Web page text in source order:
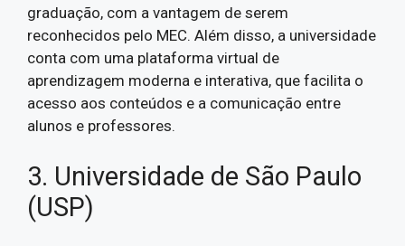
graduação, com a vantagem de serem
reconhecidos pelo MEC. Além disso, a universidade
conta com uma plataforma virtual de
aprendizagem moderna e interativa, que facilita o
acesso aos conteúdos e a comunicação entre
alunos e professores.
3. Universidade de São Paulo
(USP)